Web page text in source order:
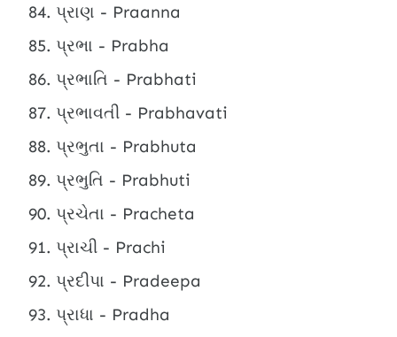
પ્રાણ - Praanna
પ્રભા - Prabha
પ્રભાતિ - Prabhati
પ્રભાવતી - Prabhavati
પ્રભુતા - Prabhuta
પ્રભુતિ - Prabhuti
પ્રચેતા - Pracheta
પ્રાચી - Prachi
પ્રદીપા - Pradeepa
પ્રાધા - Pradha